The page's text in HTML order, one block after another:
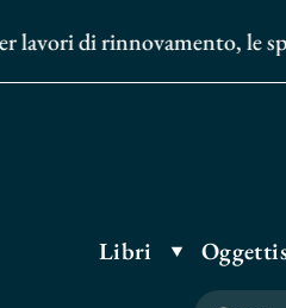
di rinnovamento, le
Libri